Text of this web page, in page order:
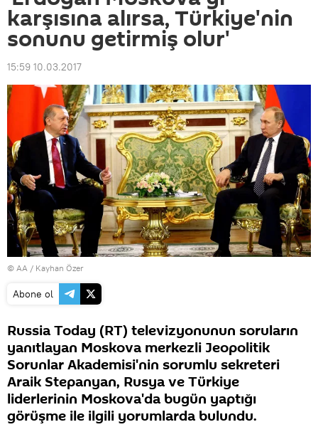
karşısına alırsa, Türkiye'nin
sonunu getirmiş olur'
15:59 10.03.2017
© AA / Kayhan Özer
Abone ol
Russia Today (RT) televizyonunun soruların
yanıtlayan Moskova merkezli Jeopolitik
Sorunlar Akademisi'nin sorumlu sekreteri
Araik Stepanyan, Rusya ve Türkiye
liderlerinin Moskova'da bugün yaptığı
görüşme ile ilgili yorumlarda bulundu.